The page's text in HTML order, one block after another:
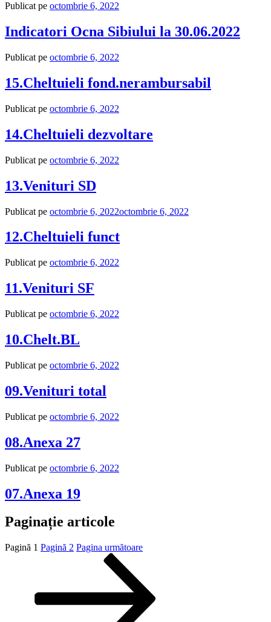
Publicat pe octombrie 6, 2022
Indicatori Ocna Sibiului la 30.06.2022
Publicat pe octombrie 6, 2022
15.Cheltuieli fond.nerambursabil
Publicat pe octombrie 6, 2022
14.Cheltuieli dezvoltare
Publicat pe octombrie 6, 2022
13.Venituri SD
Publicat pe octombrie 6, 2022octombrie 6, 2022
12.Cheltuieli funct
Publicat pe octombrie 6, 2022
11.Venituri SF
Publicat pe octombrie 6, 2022
10.Chelt.BL
Publicat pe octombrie 6, 2022
09.Venituri total
Publicat pe octombrie 6, 2022
08.Anexa 27
Publicat pe octombrie 6, 2022
07.Anexa 19
Paginație articole
Pagină 1 Pagină 2 Pagina următoare